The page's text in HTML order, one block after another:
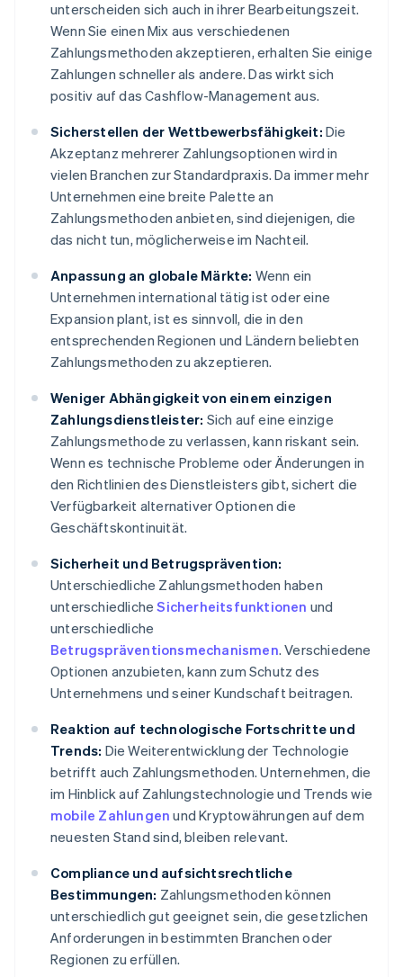
unterscheiden sich auch in ihrer Bearbeitungszeit.
Wenn Sie einen Mix aus verschiedenen
Zahlungsmethoden akzeptieren, erhalten Sie einige
Zahlungen schneller als andere. Das wirkt sich
positiv auf das Cashflow-Management aus.
Sicherstellen der Wettbewerbsfähigkeit: Die
Akzeptanz mehrerer Zahlungsoptionen wird in
vielen Branchen zur Standardpraxis. Da immer mehr
Unternehmen eine breite Palette an
Zahlungsmethoden anbieten, sind diejenigen, die
das nicht tun, möglicherweise im Nachteil.
Anpassung an globale Märkte: Wenn ein
Unternehmen international tätig ist oder eine
Expansion plant, ist es sinnvoll, die in den
entsprechenden Regionen und Ländern beliebten
Zahlungsmethoden zu akzeptieren.
Weniger Abhängigkeit von einem einzigen
Zahlungsdienstleister: Sich auf eine einzige
Zahlungsmethode zu verlassen, kann riskant sein.
Wenn es technische Probleme oder Änderungen in
den Richtlinien des Dienstleisters gibt, sichert die
Verfügbarkeit alternativer Optionen die
Geschäftskontinuität.
Sicherheit und Betrugsprävention:
Unterschiedliche Zahlungsmethoden haben
unterschiedlicheSicherheitsfunktionen und
unterschiedliche
Betrugspräventionsmechanismen. Verschiedene
Optionen anzubieten, kann zum Schutz des
Unternehmens und seiner Kundschaft beitragen.
Reaktion auf technologische Fortschritte und
Trends: Die Weiterentwicklung der Technologie
betrifft auch Zahlungsmethoden. Unternehmen, die
im Hinblick auf Zahlungstechnologie und Trends wie
mobile Zahlungen und Kryptowährungen auf dem
neuesten Stand sind, bleiben relevant.
Compliance und aufsichtsrechtliche
Bestimmungen: Zahlungsmethoden können
unterschiedlich gut geeignet sein, die gesetzlichen
Anforderungen in bestimmten Branchen oder
Regionen zu erfüllen.